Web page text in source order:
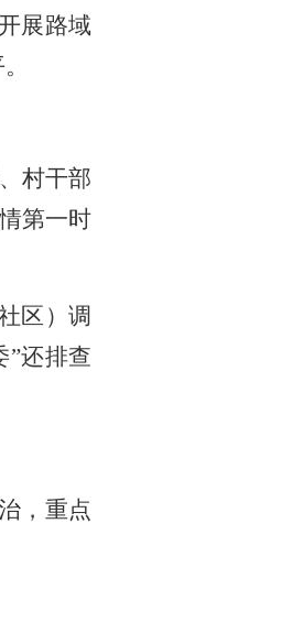
展路域
村干部
第一时
区）调
”还排查
，重点